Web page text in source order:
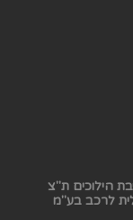
הילוכים ת"צ